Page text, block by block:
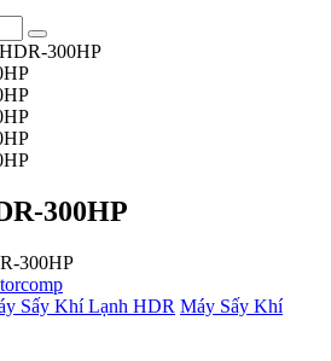
300HP
300HP
300HP
Sấy Khí Lạnh HDR Máy Sấy Khí